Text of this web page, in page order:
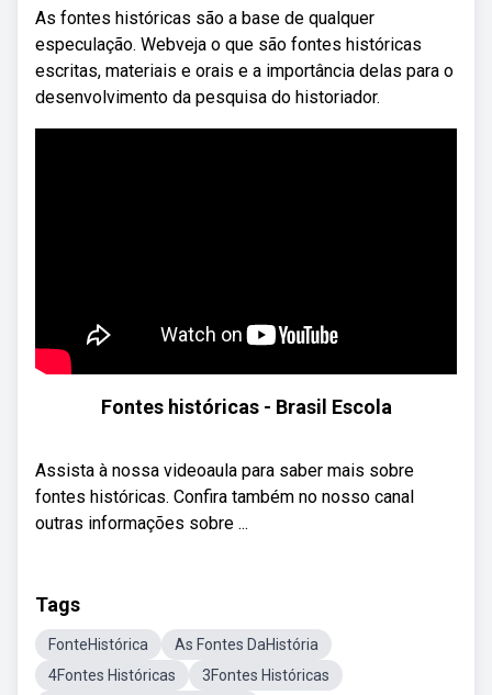
As fontes históricas são a base de qualquer
especulação. Webveja o que são fontes históricas
escritas, materiais e orais e a importância delas para o
desenvolvimento da pesquisa do historiador.
Fontes históricas - Brasil Escola
Assista à nossa videoaula para saber mais sobre
fontes históricas. Confira também no nosso canal
outras informações sobre ...
Tags
FonteHistórica
As Fontes DaHistória
4Fontes Históricas
3Fontes Históricas